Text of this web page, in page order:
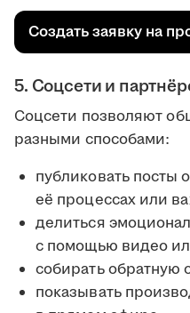
Создать заявку на
5. Соцсети и
Соцсети позволяют
разными способами:
публиковать посты
её процессах или
делиться
с помощью видео
собирать обратную
показывать